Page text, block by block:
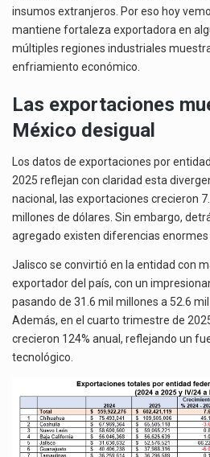
insumos extranjeros. Por eso hoy
mantiene fortaleza exportadora en
múltiples regiones industriales
enfriamiento económico.
Las exportaciones
México desigual
Los datos de exportaciones por
2025 reflejan con claridad esta
nacional, las exportaciones crecieron
millones de dólares. Sin embargo,
agregado existen diferencias
Jalisco se convirtió en la entidad con
exportador del país, con un
pasando de 31.6 mil millones a 52.6
Además, en el cuarto trimestre de
crecieron 124% anual, reflejando un
tecnológico.